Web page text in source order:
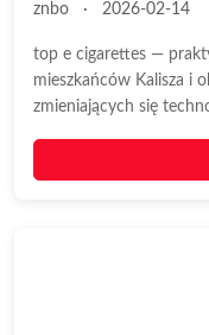
znbo · 2026-02-14
top e cigarettes —
mieszkańców Kalisza i
zmieniających się